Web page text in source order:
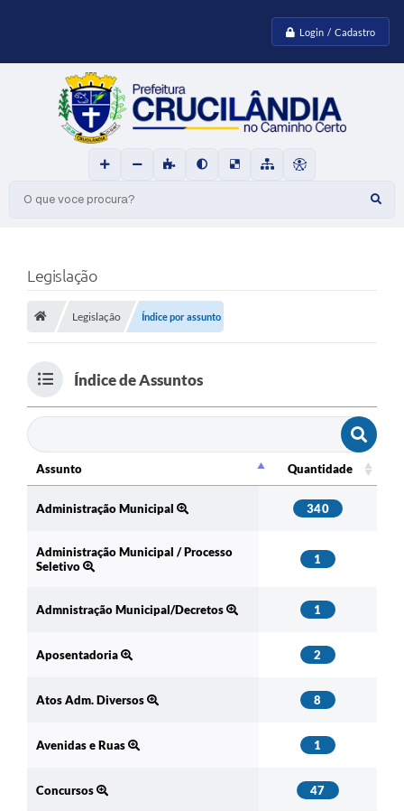
Login / Cadastro
O que voce procura?
Legislação
Legislação Índice por assunto
Índice de Assuntos
Assunto
Quantidade
Administração Municipal
340
Administração Municipal / Processo
Seletivo
1
Admnistração Municipal/Decretos 1
Aposentadoria 2
Atos Adm. Diversos 8
Avenidas e Ruas 1
Concursos 47